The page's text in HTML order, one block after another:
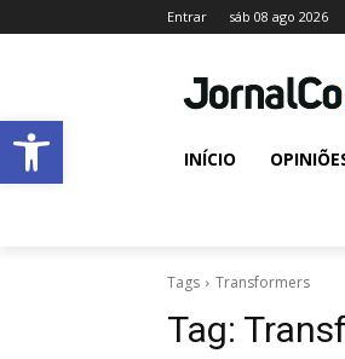
Abrir a barra de ferramentas
Entrar sáb 08 ago 2026
INÍCIO
Tags Transformers
Tag: